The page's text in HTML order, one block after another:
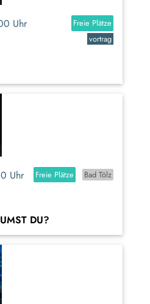
Uhr
Freie Plätze
vortrag
Uhr Freie Plätze
Bad Tölz
DU?